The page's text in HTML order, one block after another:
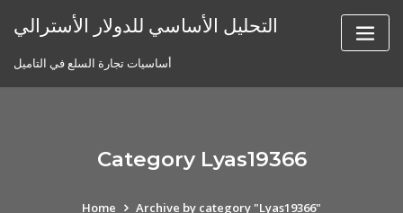
التحليل الأساسي للدولار الأسترالي
أساسيات تجارة السلع في التاميل
Category Lyas19366
Home Archive by category "Lyas19366"